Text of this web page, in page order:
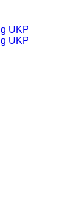
UKP
UKP